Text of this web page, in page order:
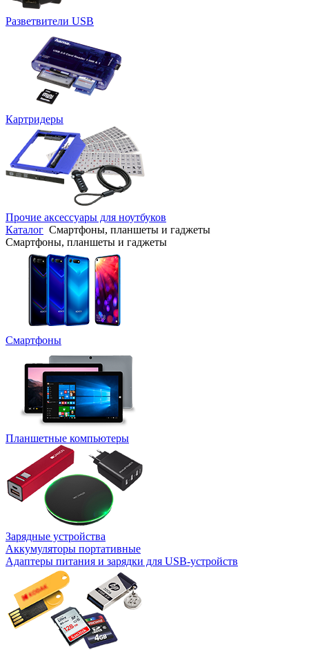
Разветвители USB
Картридеры
Прочие аксессуары для ноутбуков
Каталог Смартфоны, планшеты и гаджеты
Смартфоны, планшеты и гаджеты
Смартфоны
Планшетные компьютеры
Зарядные устройства
Аккумуляторы портативные
Адаптеры питания и зарядки для USB-устройств